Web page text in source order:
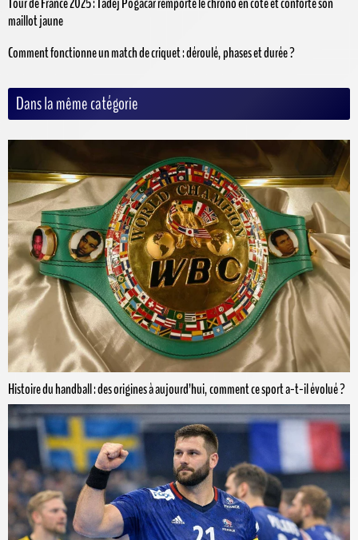
maillot jaune
Comment fonctionne un match de criquet : déroulé, phases et durée ?
Dans la même catégorie
Histoire du handball : des origines à aujourd’hui, comment ce sport a-t-il évolué ?